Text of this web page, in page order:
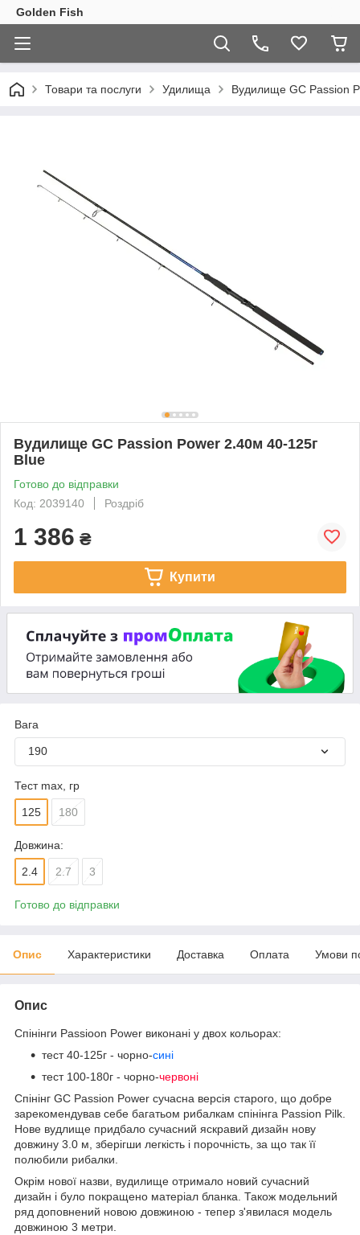
Golden Fish
Товари та послуги Удилища Вудилище GC Passion
Вудилище GC Passion Power 2.40м 40-125г
Blue
Готово до відправки
Код: 2039140
Роздріб
1 386 ₴
Купити
Вага
190
Тест max, гр
125 180
Довжина:
2.4 2.7 3
Готово до відправки
Опис Характеристики Доставка Оплата Умови
Опис
Спінінги Passioon Power виконані у двох кольорах:
тест 40-125г - чорно-сині
тест 100-180г - чорно-червоні
Спінінг GC Passion Power сучасна версія старого, що добре
зарекомендував себе багатьом рибалкам спінінга Passion Pilk.
Нове вудлище придбало сучасний яскравий дизайн нову
довжину 3.0 м, зберігши легкість і порочність, за що так її
полюбили рибалки.
Окрім нової назви, вудилище отримало новий сучасний
дизайн і було покращено матеріал бланка. Також модельний
ряд доповнений новою довжиною - тепер з'явилася модель
довжиною 3 метри.